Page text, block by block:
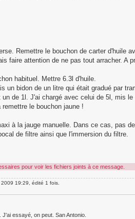
Remettre le bouchon de carter d'huile
faire attention de ne pas tout arracher. A
habituel. Mettre 6.3l d'huile.
un bidon de un litre qui était gradué par
de 1l. J'ai chargé avec celui de 5l, mis
le bouchon jaune !
à la jauge manuelle. Dans ce cas, pas
de filtre ainsi que l'immersion du filtre.
pour voir les fichiers joints à ce message.
19:29, édité 1 fois.
essayé, on peut. San Antonio.